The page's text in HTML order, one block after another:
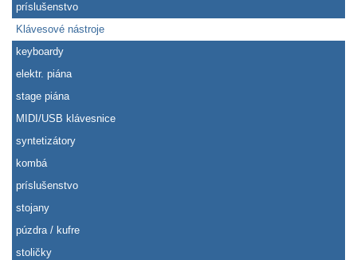
príslušenstvo
Klávesové nástroje
keyboardy
elektr. piána
stage piána
MIDI/USB klávesnice
syntetizátory
kombá
príslušenstvo
stojany
púzdra / kufre
stoličky